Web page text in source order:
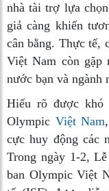
nhà tài trợ lựa
giả càng khiến
cân bằng. Thực tế,
Việt Nam còn
nước bạn và ngành
Hiểu rõ được khó
Olympic Việt Nam
cực huy động các
Trong ngày 1-2,
ban Olympic Việt